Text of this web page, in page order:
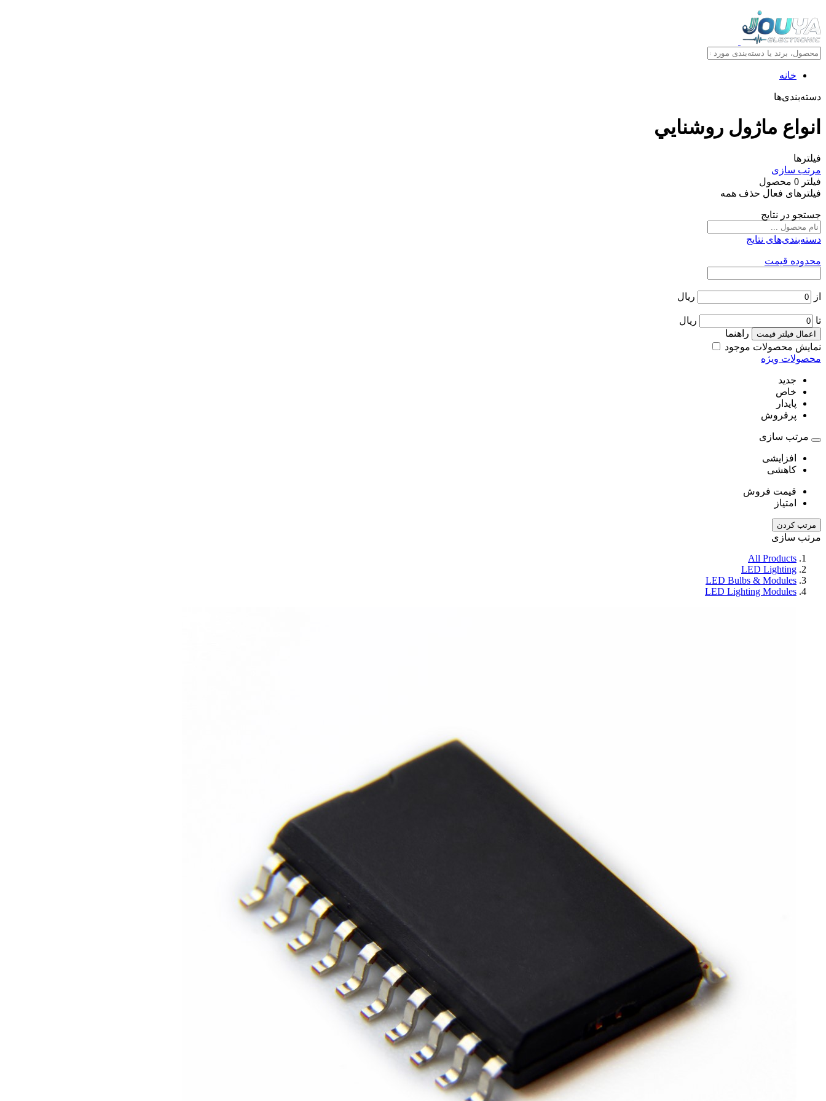
خانه
دسته‌بندی‌ها
انواع ماژول روشنايي
فیلترها
مرتب سازی
فیلتر 0 محصول
فیلترهای فعال حذف همه
جستجو در نتایج
دسته‌بندی‌های نتایج
محدوده قیمت
از ریال
تا ریال
اعمال فیلتر قیمت
راهنما
نمایش محصولات موجود
محصولات ویژه
جدید
خاص
پایدار
پرفروش
مرتب سازی
افزایشی
کاهشی
قیمت فروش
امتیاز
مرتب کردن
مرتب سازی
All Products
LED Lighting
LED Bulbs & Modules
LED Lighting Modules